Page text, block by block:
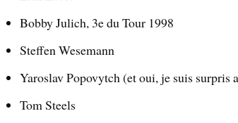
Bobby Julich, 3e du Tour 1998
Steffen Wesemann
Yaroslav Popovytch (et oui, je suis surpris
Tom Steels